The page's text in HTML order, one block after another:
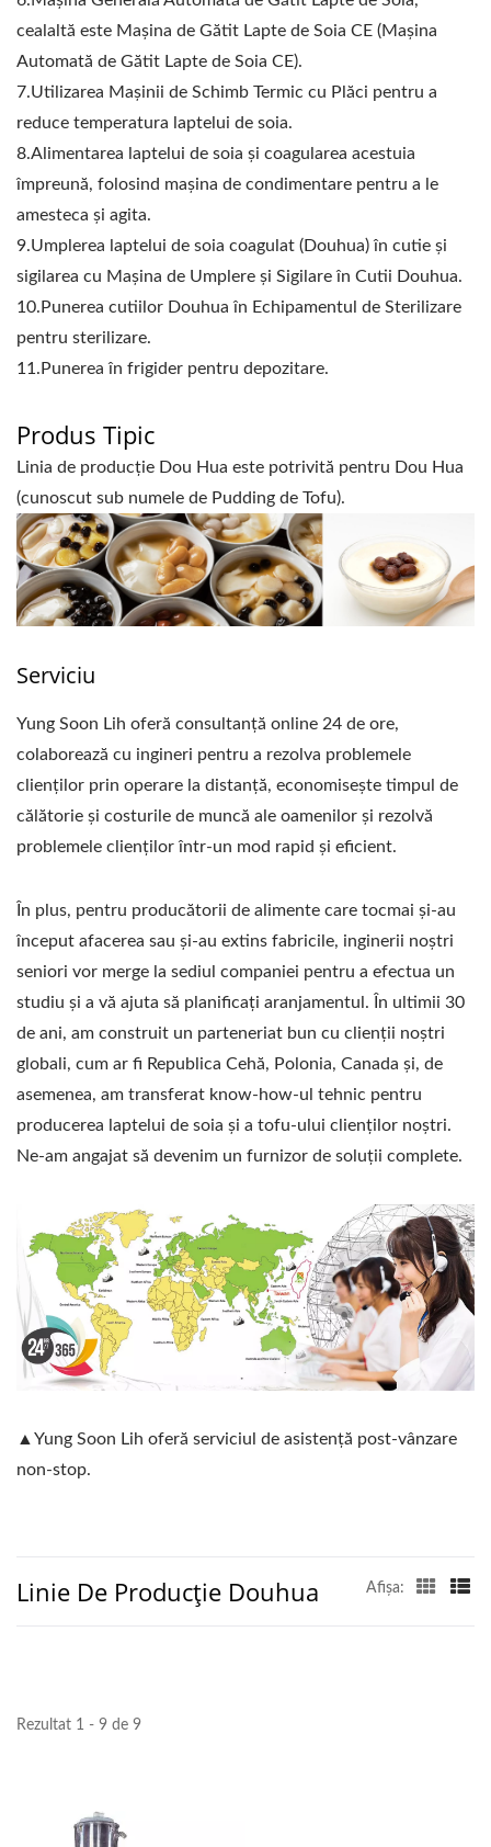
cealaltă este Mașina de Gătit Lapte de Soia CE (Mașina
Automată de Gătit Lapte de Soia CE).
7.Utilizarea Mașinii de Schimb Termic cu Plăci pentru a
reduce temperatura laptelui de soia.
8.Alimentarea laptelui de soia și coagularea acestuia
împreună, folosind mașina de condimentare pentru a le
amesteca și agita.
9.Umplerea laptelui de soia coagulat (Douhua) în cutie și
sigilarea cu Mașina de Umplere și Sigilare în Cutii Douhua.
10.Punerea cutiilor Douhua în Echipamentul de Sterilizare
pentru sterilizare.
11.Punerea în frigider pentru depozitare.
Produs Tipic
Linia de producție Dou Hua este potrivită pentru Dou Hua
(cunoscut sub numele de Pudding de Tofu).
Serviciu
Yung Soon Lih oferă consultanță online 24 de ore,
colaborează cu ingineri pentru a rezolva problemele
clienților prin operare la distanță, economisește timpul de
călătorie și costurile de muncă ale oamenilor și rezolvă
problemele clienților într-un mod rapid și eficient.
În plus, pentru producătorii de alimente care tocmai și-au
început afacerea sau și-au extins fabricile, inginerii noștri
seniori vor merge la sediul companiei pentru a efectua un
studiu și a vă ajuta să planificați aranjamentul. În ultimii 30
de ani, am construit un parteneriat bun cu clienții noștri
globali, cum ar fi Republica Cehă, Polonia, Canada și, de
asemenea, am transferat know-how-ul tehnic pentru
producerea laptelui de soia și a tofu-ului clienților noștri.
Ne-am angajat să devenim un furnizor de soluții complete.
▲Yung Soon Lih oferă serviciul de asistență post-vânzare
non-stop.
Linie De Producție Douhua Afişa:
Rezultat 1 - 9 de 9